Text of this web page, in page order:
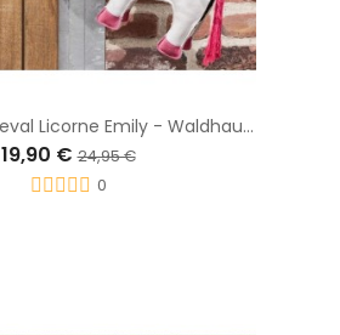
Jouet pour cheval Licorne Emily - Waldhausen
19,90 €24,95 €
0